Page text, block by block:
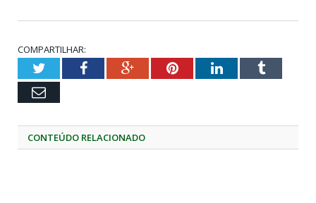
COMPARTILHAR:
TwitterFacebookGoogle+PinterestLinkedInTumblr
Email
CONTEÚDO RELACIONADO